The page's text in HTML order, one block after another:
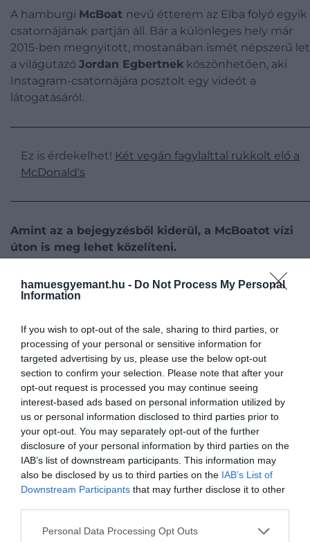
hamuesgyemant.hu - Do Not Process My Personal
Information
If you wish to opt-out of the sale, sharing to third parties, or
processing of your personal or sensitive information for
targeted advertising by us, please use the below opt-out
section to confirm your selection. Please note that after your
opt-out request is processed you may continue seeing
interest-based ads based on personal information utilized by
us or personal information disclosed to third parties prior to
your opt-out. You may separately opt-out of the further
disclosure of your personal information by third parties on the
IAB’s list of downstream participants. This information may
also be disclosed by us to third parties on the IAB’s List of
Downstream Participants that may further disclose it to other
Please note that this website/app uses one or more Google
Personal Data Processing Opt Outs
A hamburgi McBoat nevű étterem az Elba folyó egyik
csatornájának partján áll. Bár a különleges hely már
2015-ben megnyitott, mostanában ismét népszerű
a világutazó Jordan Egbertnek köszönhetően, aki
Instagram-csatornájára posztolt egy videót a
látogatásáról.
Ez is érdekelhet! Két vegán fagylalttal rukkolt elő a
McDonald's
Amint az a bejegyzésből kiderül, a McBoatot vízi
úton is meg lehet közelíteni.
A csónakkal, kajakkal vagy kenuval érkező
ráadásul nem is kell felsétálniuk az étteremhez: az
kiválasztani, a rendelést pedig egy munkatárs viszi ki a
víz felszínén várakozó vendégnek.